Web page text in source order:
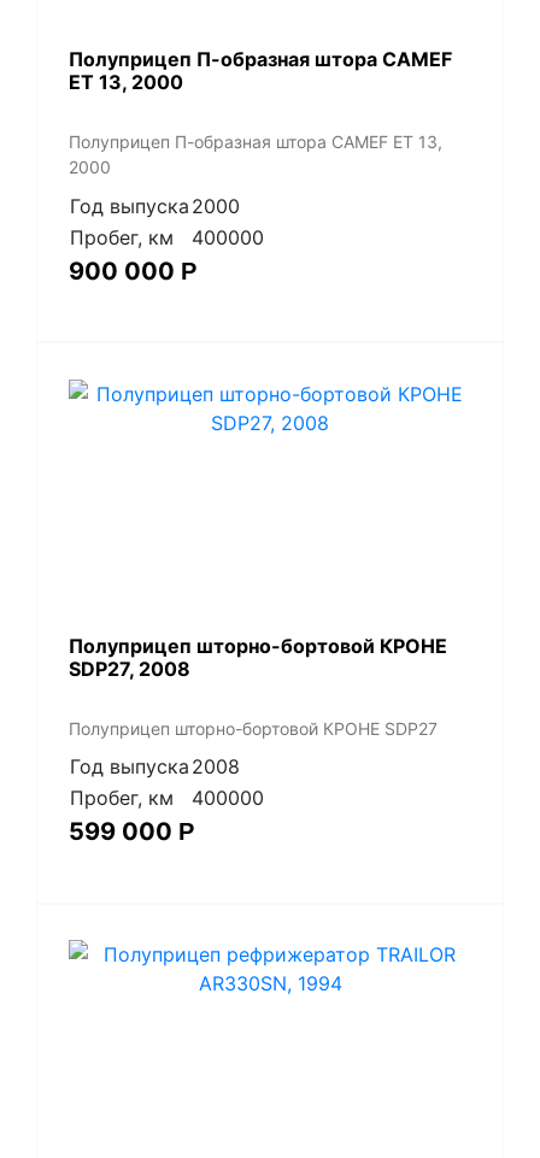
Полуприцеп П-образная штора CAMEF
ET 13, 2000
Полуприцеп П-образная штора CAMEF ET 13,
2000
Год выпуска 2000
Пробег, км
400000
900 000 Р
Полуприцеп шторно-бортовой КРОНЕ
SDP27, 2008
Полуприцеп шторно-бортовой КРОНЕ SDP27
Год выпуска 2008
Пробег, км
400000
599 000 Р